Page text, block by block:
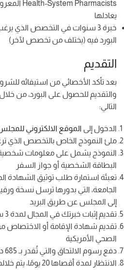
يعادلها
خبرة 3 سنوات في التخصص الذي
البورد فيه (يختلف من تخصص لآخر)
التقديم
بعد تأكد الأخصائي من استيفائه
والتقديم للحصول على البورد، من
التالي:
الدخول إلى الموقع الالكتروني
ملئ النموذج الخاص بالتخصص الذي
النموذج يشمل على معلومات شخصية
البطاقة الشخصية أو جواز السفر
تعبئة استمارة طلب توثيق الشهادة
الجامعة، التي بدورها ترسل نسخة
إلى المجلس عن طريق البريد
تقديم إثبات خبرتك في المجال لمدة 3 سنوات
تقديم شهادة الإقامة أو الاختصاص
الصحي الأمريكية
دفع رسوم الالتحاق والتي تُقدر بـ 685 دولار
الانتظار لمدة